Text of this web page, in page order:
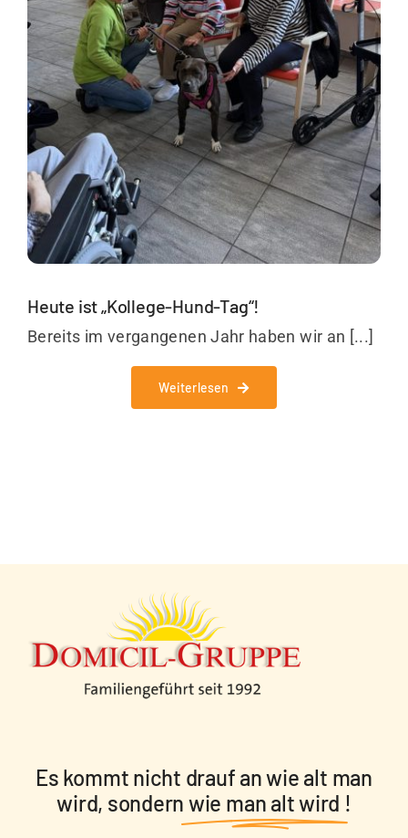
Unternehmen
Kontakt
Heute ist „Kollege-Hund-Tag“!
Bereits im vergangenen Jahr haben wir an [...]
Weiterlesen
Es kommt nicht drauf an wie alt man
wird, sondern wie man alt wird !